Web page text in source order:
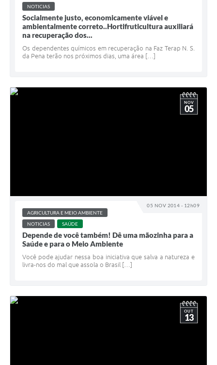
NOTICIAS
Socialmente justo, economicamente viável e
ambientalmente correto..Hortifruticultura auxiliará
na recuperação dos...
Os dependentes químicos em recuperação na Faz Terap N. S.
da Pena terão nos próximos dias, uma área […]
05 NOV 2014 - 12h09
NOV
05
AGRICULTURA E MEIO AMBIENTE
NOTICIAS
SAÚDE
Depende de você também! Dê uma mãozinha para a
Saúde e para o Meio Ambiente
Você pode ajudar nessa boa iniciativa que salva a natureza e
livra-nos do mal que assola o Brasil […]
OUT
13